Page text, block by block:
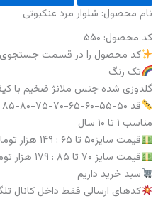
نام‌ محصول: شلوار مرد عنکبوتی
کد محصول: ۵۵۰
کد محصول را در قسمت جستجوی
تک رنگ
گلدوزی شده جنس ملانژ ضخیم با
قد ۵۰-۵۵-۶۰-۶۵-۷۰-۷۵-۸۰-۸۵
مناسب ۱ تا ۱۰ سال
قیمت سایز۵۰ تا ۶۵ : ۱۴۹ هزار تومان
قیمت سایز ۷۰ تا ۸۵ : ۱۷۹ هزار تومان
سبد خرید داریم
کدهای ارسالی فقط داخل کانال